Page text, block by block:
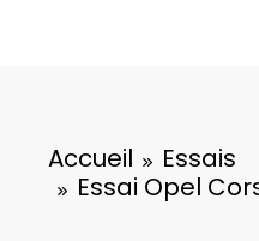
Accueil
Essais
Essai Opel